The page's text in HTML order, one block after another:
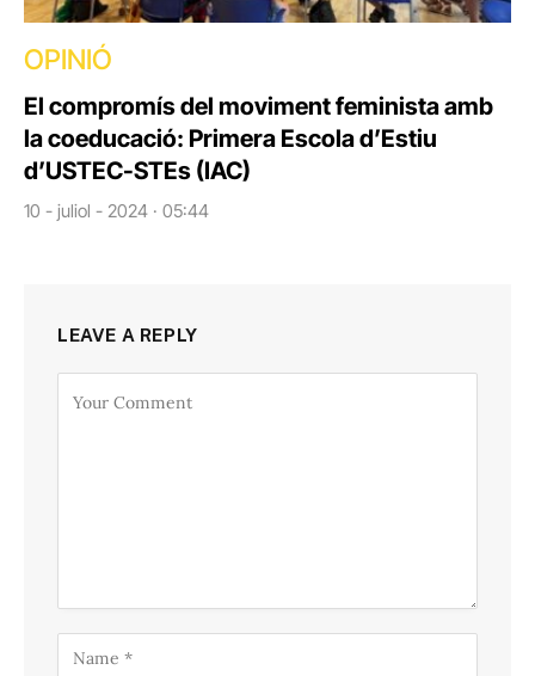
OPINIÓ
El compromís del moviment feminista amb
la coeducació: Primera Escola d’Estiu
d’USTEC-STEs (IAC)
10 - juliol - 2024 · 05:44
LEAVE A REPLY